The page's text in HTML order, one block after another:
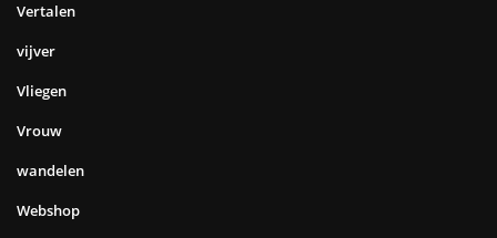
Vertalen
vijver
Vliegen
Vrouw
wandelen
Webshop